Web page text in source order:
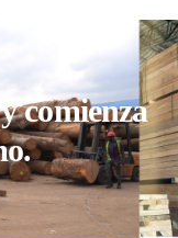
comienza